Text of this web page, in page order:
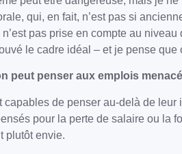
qui, en fait, n’est pas si
pas prise en compte au
le cadre idéal – et je pense que
peut penser aux emplois
de penser au-delà de
pour la perte de salaire ou la
plutôt envie.